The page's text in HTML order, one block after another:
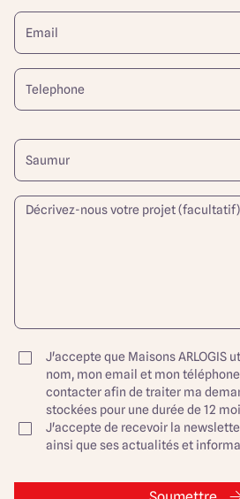
J'accepte que Maisons ARLOGIS
nom, mon email et mon
contacter afin de traiter ma
stockées pour une durée de 12
J'accepte de recevoir la
ainsi que ses actualités et